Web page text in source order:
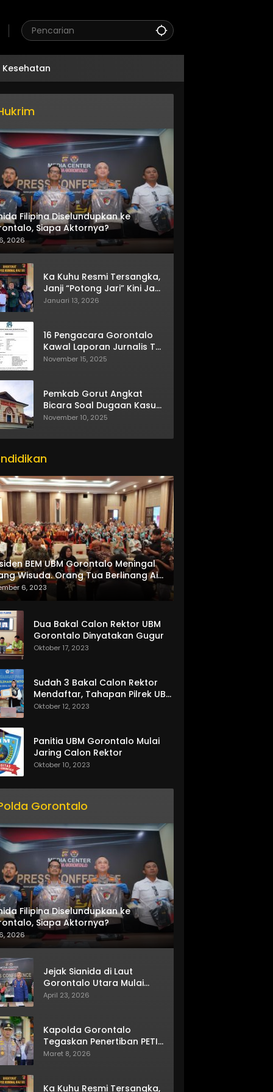
Kesehatan
Filipina Diselundupkan ke
Siapa Aktornya?
2026
Ka Kuhu Resmi Tersangka,
Janji “Potong Jari” Kini Jadi
Bumerang
Januari 13, 2026
16 Pengacara Gorontalo
Kawal Laporan Jurnalis TV
One
November 15, 2025
Pemkab Gorut Angkat
Bicara Soal Dugaan Kasus
Asusila Oknum ASN
November 10, 2025
BEM UBM Gorontalo Meningal
Wisuda. Orang Tua Berlinang Air
Menerima SKL dan Pemasangan
6, 2023
Dua Bakal Calon Rektor UBM
Gorontalo Dinyatakan Gugur
Oktober 17, 2023
Sudah 3 Bakal Calon Rektor
Mendaftar, Tahapan Pilrek UBM
Gorontalo Makin Seru
Oktober 12, 2023
Panitia UBM Gorontalo Mulai
Jaring Calon Rektor
Oktober 10, 2023
Gorontalo
Filipina Diselundupkan ke
Siapa Aktornya?
2026
Jejak Sianida di Laut
Gorontalo Utara Mulai
Terkuak
April 23, 2026
Kapolda Gorontalo
Tegaskan Penertiban PETI
Terus Berjalan
Maret 8, 2026
Ka Kuhu Resmi Tersangka,